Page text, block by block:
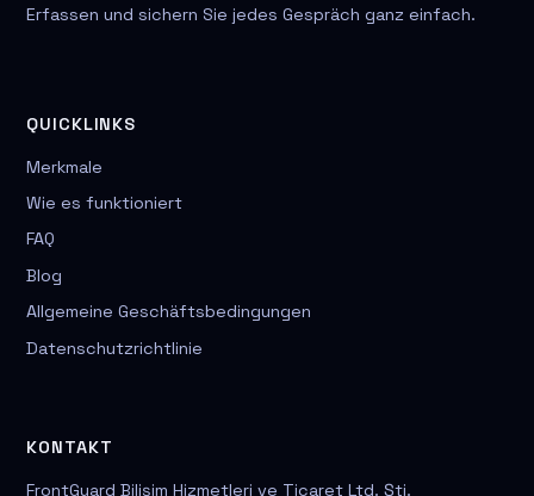
Erfassen und sichern Sie jedes Gespräch ganz einfach.
QUICKLINKS
Merkmale
Wie es funktioniert
FAQ
Blog
Allgemeine Geschäftsbedingungen
Datenschutzrichtlinie
KONTAKT
FrontGuard Bilişim Hizmetleri ve Ticaret Ltd. Şti.